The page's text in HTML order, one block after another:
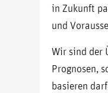
in Zukunft
und
Wir sind der
Prognosen,
basieren